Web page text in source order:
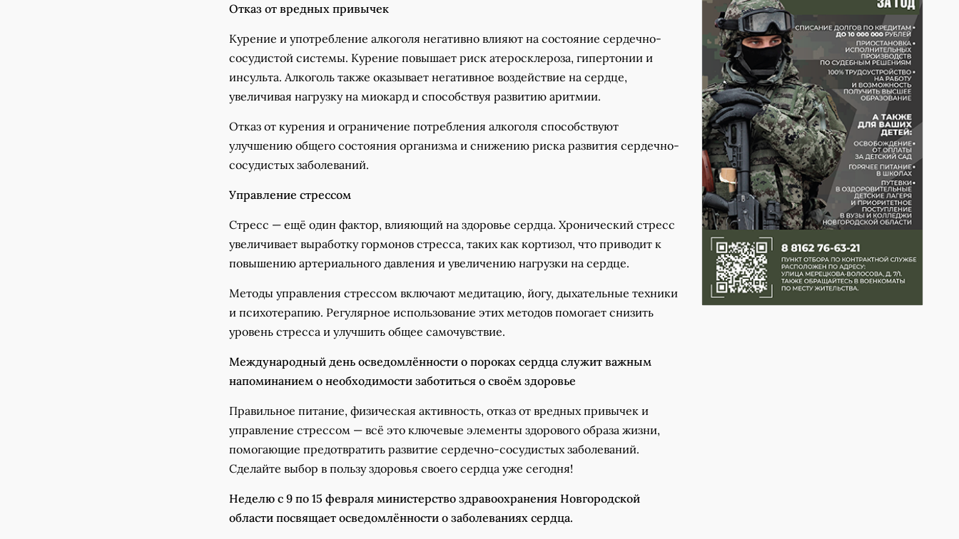
Отказ от вредных привычек
Курение и употребление алкоголя негативно влияют на состояние сердечно-
сосудистой системы. Курение повышает риск атеросклероза, гипертонии и
инсульта. Алкоголь также оказывает негативное воздействие на сердце,
увеличивая нагрузку на миокард и способствуя развитию аритмии.
Отказ от курения и ограничение потребления алкоголя способствуют
улучшению общего состояния организма и снижению риска развития сердечно-
сосудистых заболеваний.
Управление стрессом
Стресс — ещё один фактор, влияющий на здоровье сердца. Хронический стресс
увеличивает выработку гормонов стресса, таких как кортизол, что приводит к
повышению артериального давления и увеличению нагрузки на сердце.
Методы управления стрессом включают медитацию, йогу, дыхательные техники
и психотерапию. Регулярное использование этих методов помогает снизить
уровень стресса и улучшить общее самочувствие.
Международный день осведомлённости о пороках сердца служит важным
напоминанием о необходимости заботиться о своём здоровье
Правильное питание, физическая активность, отказ от вредных привычек и
управление стрессом — всё это ключевые элементы здорового образа жизни,
помогающие предотвратить развитие сердечно-сосудистых заболеваний.
Сделайте выбор в пользу здоровья своего сердца уже сегодня!
Неделю с 9 по 15 февраля министерство здравоохранения Новгородской
области посвящает осведомлённости о заболеваниях сердца.